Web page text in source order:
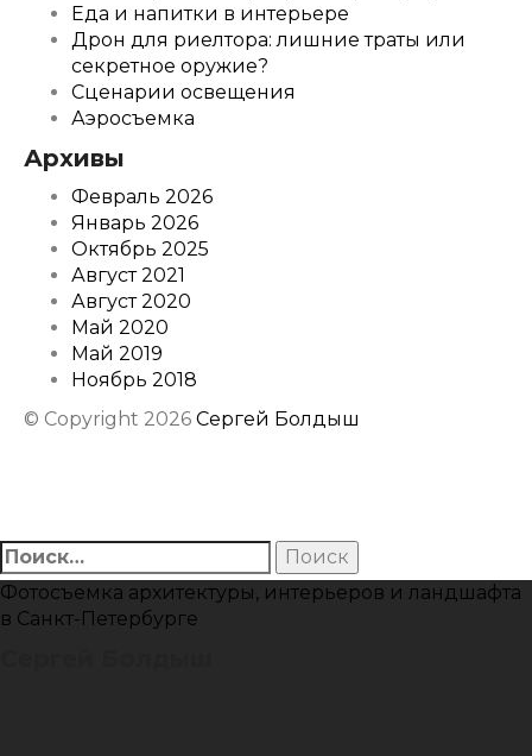
Еда и напитки в интерьере
Дрон для риелтора: лишние траты или
секретное оружие?
Сценарии освещения
Аэросъемка
Архивы
Февраль 2026
Январь 2026
Октябрь 2025
Август 2021
Август 2020
Май 2020
Май 2019
Ноябрь 2018
© Copyright 2026 Сергей Болдыш
Behance
Найти:
Фотосъемка архитектуры, интерьеров и ландшафта
в Санкт-Петербурге